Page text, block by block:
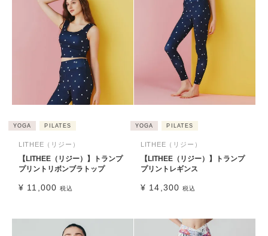
YOGA PILATES
LITHEE（リジー）
【LITHEE（リジー）】トランプ
プリントリボンブラトップ
¥ 11,000 税込
YOGA PILATES
LITHEE（リジー）
【LITHEE（リジー）】トランプ
プリントレギンス
¥ 14,300 税込